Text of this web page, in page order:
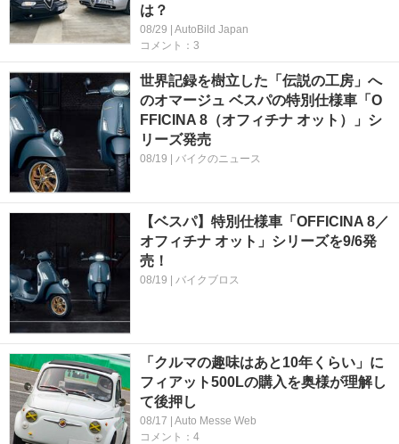
は？
08/29 | AutoBild Japan
コメント：3
世界記録を樹立した「伝説の工房」へ
のオマージュ ベスパの特別仕様車「O
FFICINA 8（オフィチナ オット）」シ
リーズ発売
08/19 | バイクのニュース
【ベスパ】特別仕様車「OFFICINA 8／
オフィチナ オット」シリーズを9/6発
売！
08/19 | バイクブロス
「クルマの趣味はあと10年くらい」に
フィアット500Lの購入を奥様が理解し
て後押し
08/17 | Auto Messe Web
コメント：4